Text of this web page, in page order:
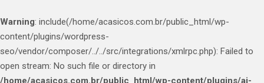
Warning: include(/home/acasicos.com.br/public_html/wp-
content/plugins/wordpress-
seo/vendor/composer/../../src/integrations/xmlrpc.php): Failed to
open stream: No such file or directory in
/home/acasicos.com.br/public_html/wp-content/plugins/ai-